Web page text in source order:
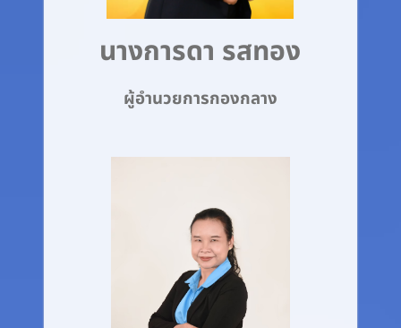
นางการดา รสทอง
ผู้อำนวยการกองกลาง